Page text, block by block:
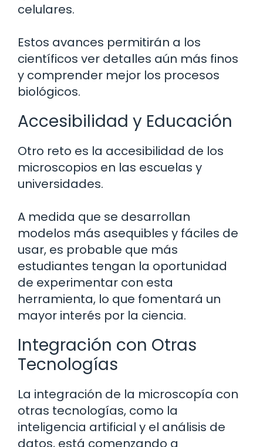
celulares.
Estos avances permitirán a los
científicos ver detalles aún más finos
y comprender mejor los procesos
biológicos.
Accesibilidad y Educación
Otro reto es la accesibilidad de los
microscopios en las escuelas y
universidades.
A medida que se desarrollan
modelos más asequibles y fáciles de
usar, es probable que más
estudiantes tengan la oportunidad
de experimentar con esta
herramienta, lo que fomentará un
mayor interés por la ciencia.
Integración con Otras
Tecnologías
La integración de la microscopía con
otras tecnologías, como la
inteligencia artificial y el análisis de
datos, está comenzando a